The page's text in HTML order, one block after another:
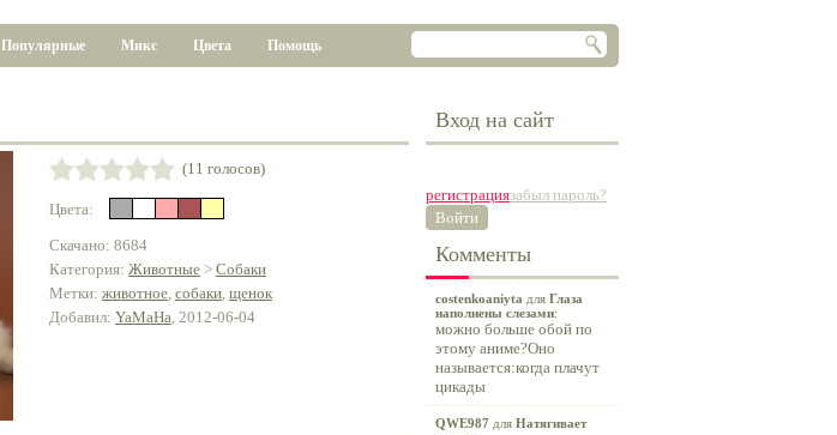
Популярные Микс Цвета Помощь
(11 голосов)
Цвета:
Скачано: 8684
Категория: Животные > Собаки
Метки: животное, собаки, щенок
Добавил: YaMaHa, 2012-06-04
Вход на сайт
регистрациязабыл пароль?
Войти
Комменты
costenkoaniyta для Глаза
наполнены слезами:
можно больше обой по
этому аниме?Оно
называется:когда плачут
цикады
QWE987 для Натягивает